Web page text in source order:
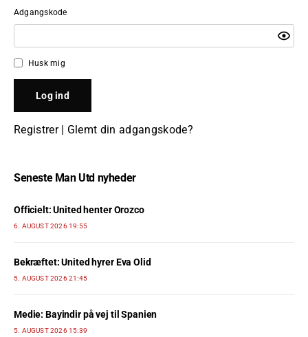
Adgangskode
Husk mig
Registrer| Glemt din adgangskode?
Seneste Man Utd nyheder
Officielt: United henter Orozco
6. AUGUST 2026 19:55
Bekræftet: United hyrer Eva Olid
5. AUGUST 2026 21:45
Medie: Bayindir på vej til Spanien
5. AUGUST 2026 15:39